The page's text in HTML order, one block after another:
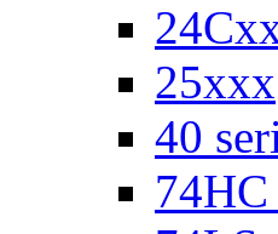
25xxx
40
74HC